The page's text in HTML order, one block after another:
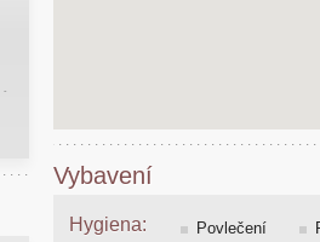
Vybavení
Hygiena: Povlečení